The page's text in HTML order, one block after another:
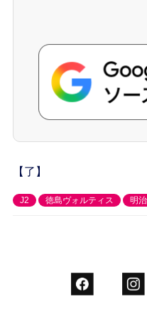
【了】
J2 徳島ヴォルティス 明